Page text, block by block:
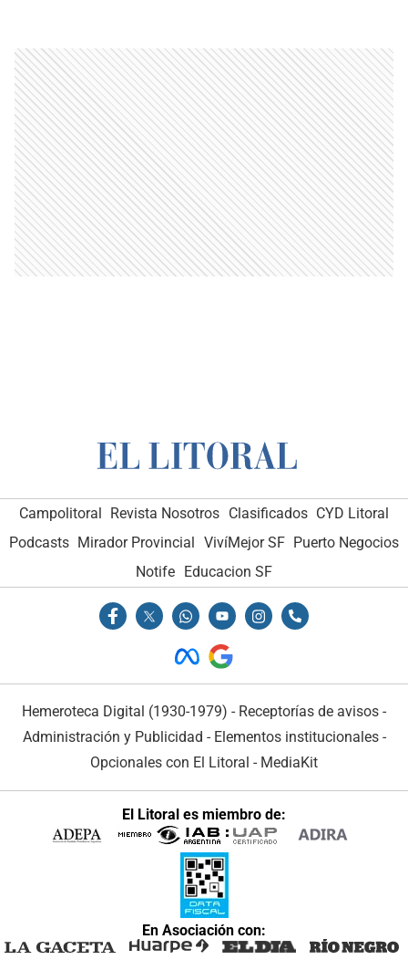
Campolitoral Revista Nosotros Clasificados CYD Litoral
Podcasts Mirador Provincial VivíMejor SF Puerto Negocios
Notife Educacion SF
Hemeroteca Digital (1930-1979) - Receptorías de avisos -
Administración y Publicidad - Elementos institucionales-
Opcionales con El Litoral - MediaKit
El Litoral es miembro de:
En Asociación con: